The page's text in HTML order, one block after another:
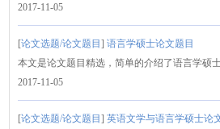
2017-11-05
[论文选题/论文题目]语言学硕士论文题目
本文是论文题目精选，简单的介绍了语言学硕士
2017-11-05
[论文选题/论文题目]英语文学与语言学硕士论